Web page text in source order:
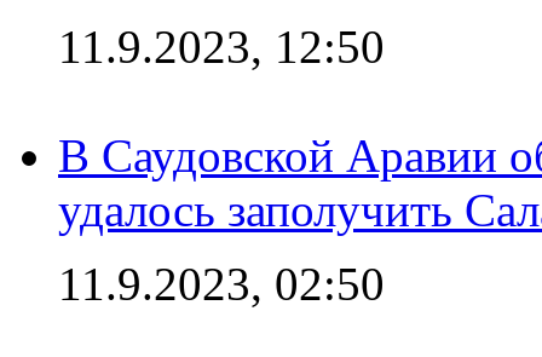
11.9.2023, 12:50
В Саудовской Аравии
удалось заполучить
11.9.2023, 02:50